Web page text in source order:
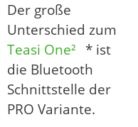
Der große
Unterschied zum
Teasi One² * ist
die Bluetooth
Schnittstelle der
PRO Variante.